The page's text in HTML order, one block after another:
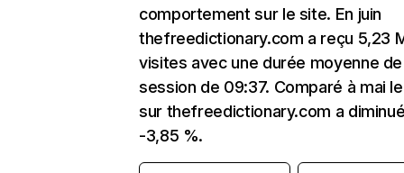
comportement sur le site. En juin
thefreedictionary.com a reçu 5,23
visites avec une durée moyenne
session de 09:37. Comparé à mai
sur thefreedictionary.com a
-3,85 %.